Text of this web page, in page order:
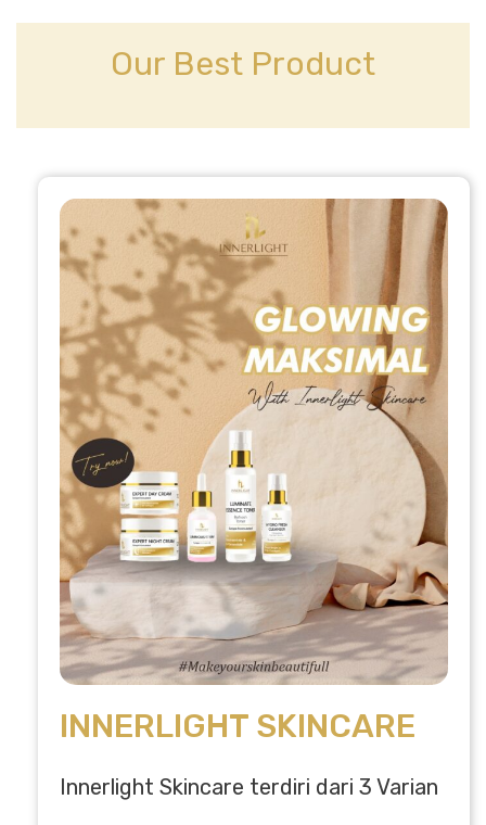
p
a
m
k
Our Best Product
INNERLIGHT SKINCARE
Innerlight Skincare terdiri dari 3 Varian